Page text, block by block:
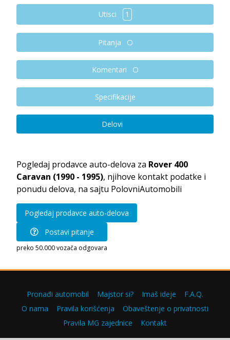
Utisci 1
Pitanja
Komentari
Specifikacije
Delovi
Pogledaj prodavce auto-delova za Rover 400
Caravan (1990 - 1995), njihove kontakt podatke i
ponudu delova, na sajtu PolovniAutomobili
Pogledaj prodavce auto-delova
Postavi pitanje
preko 50.000 vozača odgovara
Pronađi automobil Majstor si? Imaš ideje
F.A.Q.
O nama
Pravila korišćenja
Obaveštenje o privatnosti
Pravila MG zajednice
Kontakt